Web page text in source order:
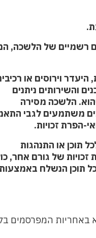
רשמיים של הלשכה,
וירוסים או
והשירותים ניתנים
משתמעים לגבי
הפרת זכויות.
תוכן או התנהגות
של גורם אחר,
תוכן הנשלח
המפרסמים